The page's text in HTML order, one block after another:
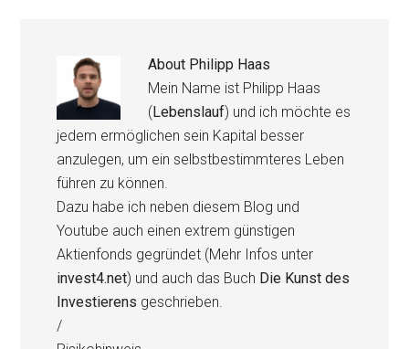
About Philipp Haas
Mein Name ist Philipp Haas
(Lebenslauf) und ich möchte es
jedem ermöglichen sein Kapital besser
anzulegen, um ein selbstbestimmteres Leben
führen zu können.
Dazu habe ich neben diesem Blog und
Youtube auch einen extrem günstigen
Aktienfonds gegründet (Mehr Infos unter
invest4.net) und auch das Buch Die Kunst des
Investierens geschrieben.
/